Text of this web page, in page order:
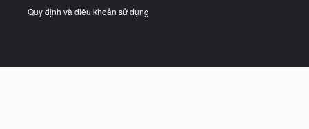
Quy định và điều khoản sử dụng